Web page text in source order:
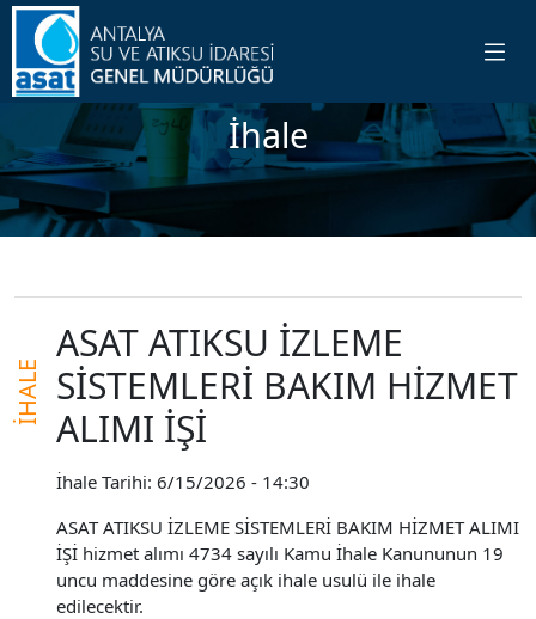
İhale
İHALE
ASAT ATIKSU İZLEME
SİSTEMLERİ BAKIM HİZMET
ALIMI İŞİ
İhale Tarihi: 6/15/2026 - 14:30
ASAT ATIKSU İZLEME SİSTEMLERİ BAKIM HİZMET ALIMI
İŞİ hizmet alımı 4734 sayılı Kamu İhale Kanununun 19
uncu maddesine göre açık ihale usulü ile ihale
edilecektir.